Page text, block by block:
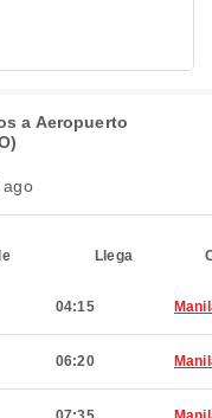
a Aeropuerto
ago
Llega
04:15
06:20